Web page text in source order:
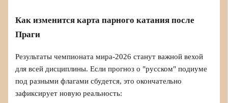
Как изменится карта парного катания после
Праги
Результаты чемпионата мира-2026 станут важной вехой
для всей дисциплины. Если прогноз о "русском" подиуме
под разными флагами сбудется, это окончательно
зафиксирует новую реальность: